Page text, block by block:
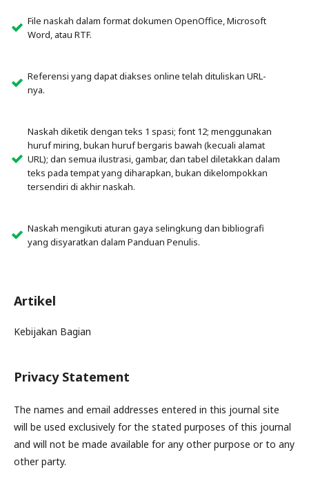
File naskah dalam format dokumen OpenOffice, Microsoft
Word, atau RTF.
Referensi yang dapat diakses online telah dituliskan URL-
nya.
Naskah diketik dengan teks 1 spasi; font 12; menggunakan
huruf miring, bukan huruf bergaris bawah (kecuali alamat
URL); dan semua ilustrasi, gambar, dan tabel diletakkan dalam
teks pada tempat yang diharapkan, bukan dikelompokkan
tersendiri di akhir naskah.
Naskah mengikuti aturan gaya selingkung dan bibliografi
yang disyaratkan dalam Panduan Penulis.
Artikel
Kebijakan Bagian
Privacy Statement
The names and email addresses entered in this journal site
will be used exclusively for the stated purposes of this journal
and will not be made available for any other purpose or to any
other party.